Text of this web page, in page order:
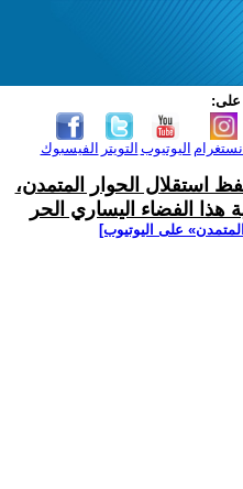
على:
الفيسبوك التويتر اليوتيوب
استقلال الحوار المتمدن،
الفضاء اليساري الحر
على اليوتيوب]